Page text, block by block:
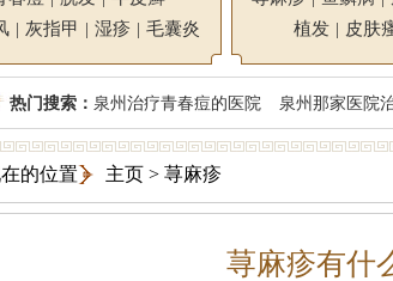
| 灰指甲 | 湿疹 | 毛囊炎
植发 | 皮肤
热门搜索： 泉州治疗青春痘的医院 泉州那家医院
的位置 主页 > 荨麻疹
荨麻疹有什